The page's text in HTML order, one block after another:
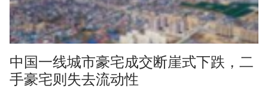
中国一线城市豪宅成交断崖式下跌，二
手豪宅则失去流动性